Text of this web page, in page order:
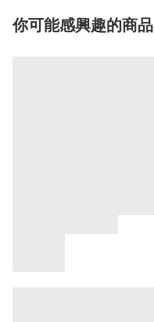
你可能感興趣的商品